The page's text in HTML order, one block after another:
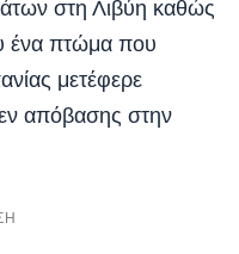
στη Λιβύη καθώς
ένα πτώμα που
μετέφερε
απόβασης στην